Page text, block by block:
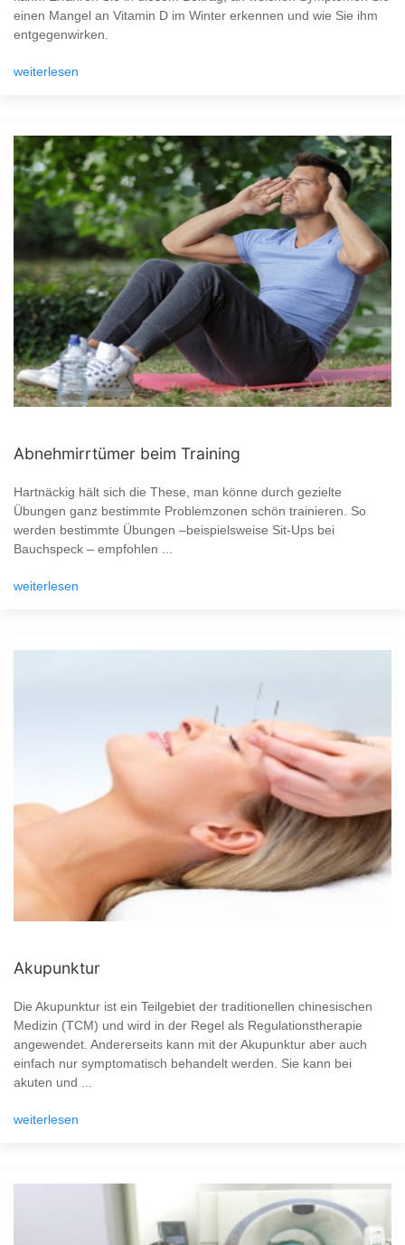
einen Mangel an Vitamin D im Winter erkennen und wie Sie ihm
entgegenwirken.
weiterlesen
Abnehmirrtümer beim Training
Hartnäckig hält sich die These, man könne durch gezielte
Übungen ganz bestimmte Problemzonen schön trainieren. So
werden bestimmte Übungen –beispielsweise Sit-Ups bei
Bauchspeck – empfohlen ...
weiterlesen
Akupunktur
Die Akupunktur ist ein Teilgebiet der traditionellen chinesischen
Medizin (TCM) und wird in der Regel als Regulationstherapie
angewendet. Andererseits kann mit der Akupunktur aber auch
einfach nur symptomatisch behandelt werden. Sie kann bei
akuten und ...
weiterlesen